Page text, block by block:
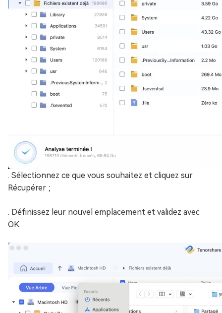
. Sélectionnez ce que vous souhaitez et cliquez sur
Récupérer ;
. Définissez leur nouvel emplacement et validez avec
OK.